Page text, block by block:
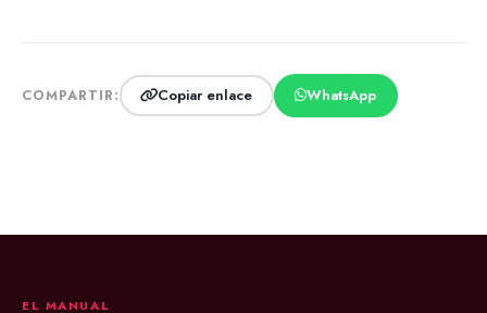
COMPARTIR: Copiar enlace WhatsApp
EL MANUAL